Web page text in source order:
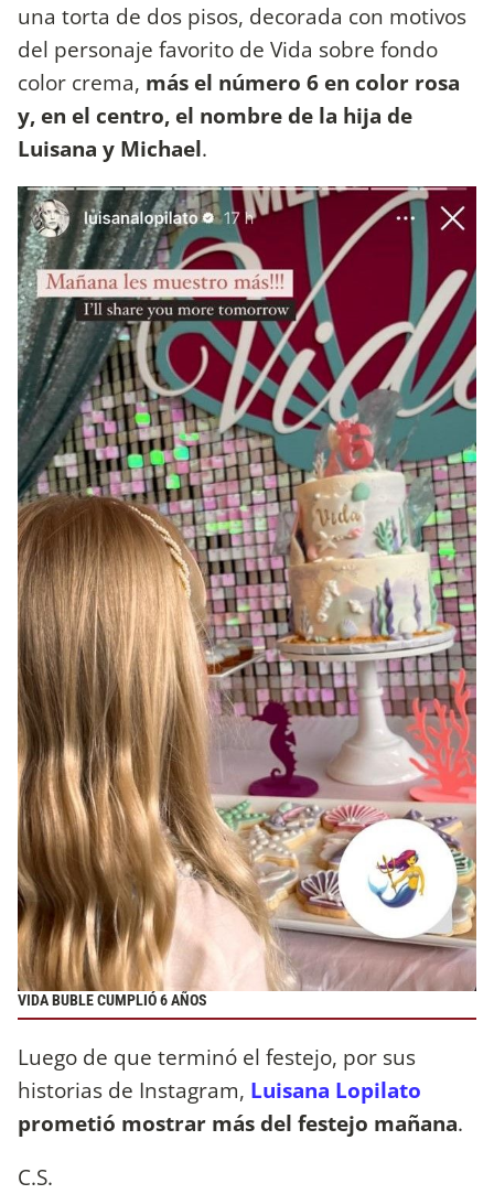
una torta de dos pisos, decorada con motivos
del personaje favorito de Vida sobre fondo
color crema, más el número 6 en color rosa
y, en el centro, el nombre de la hija de
Luisana y Michael.
VIDA BUBLE CUMPLIÓ 6 AÑOS
Luego de que terminó el festejo, por sus
historias de Instagram, Luisana Lopilato
prometió mostrar más del festejo mañana.
C.S.